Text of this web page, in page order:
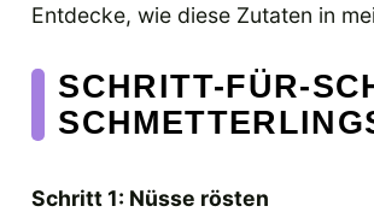
Entdecke, wie diese Zutaten in
SCHRITT-FÜR-
Schritt 1: Nüsse rösten